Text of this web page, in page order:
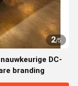
2/5
DC-
branding